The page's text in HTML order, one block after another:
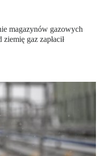
magazynów gazowych
gaz zapłacił